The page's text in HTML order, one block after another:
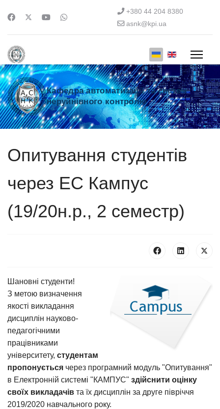
+380 44 204 8380
asnk@kpi.ua
Кафедра автоматизації та систем
неруйнівного контролю
Опитування студентів
через ЕС Кампус
(19/20н.р., 2 семестр)
Шановні студенти!
З метою визначення
якості викладання
дисциплін науково-
педагогічними
працівниками
університету, студентам
пропонується через програмний модуль "Опитування"
в Електронній системі "КАМПУС" здійснити оцінку
своїх викладачів та їх дисциплін за друге півріччя
2019/2020 навчального року.